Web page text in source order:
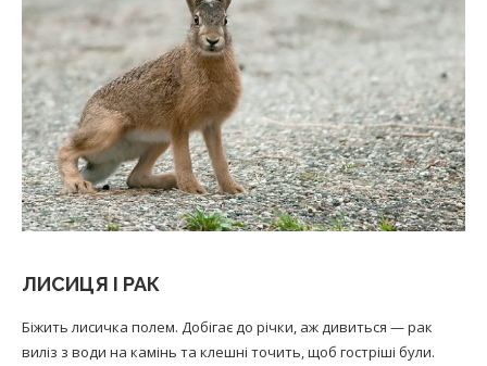
ЛИСИЦЯ І РАК
Біжить лисичка полем. Добігає до річки, аж дивиться — рак
виліз з води на камінь та клешні точить, щоб гостріші були.